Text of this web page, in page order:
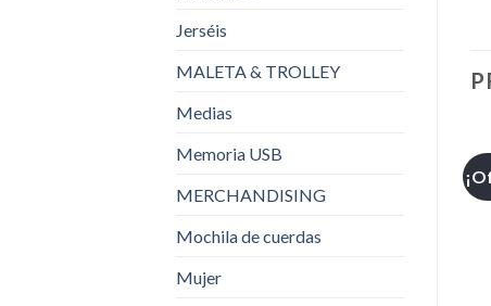
Jerséis
MALETA & TROLLEY
Medias
Memoria USB
MERCHANDISING
Mochila de cuerdas
Mujer